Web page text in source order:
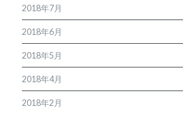
2018年7月
2018年6月
2018年5月
2018年4月
2018年2月